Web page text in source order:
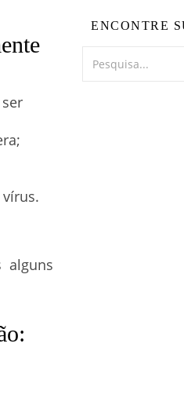
alguns
ENCONTRE